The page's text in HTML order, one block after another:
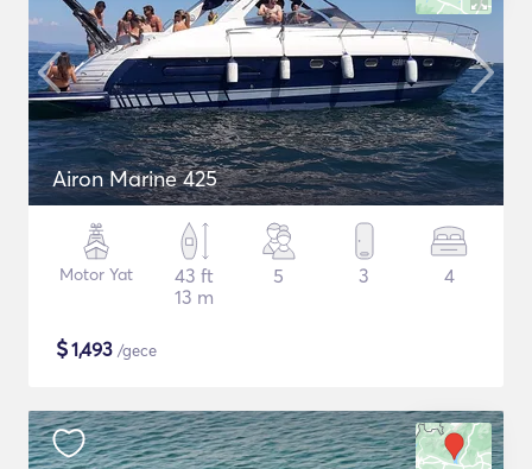
Airon Marine 425
Motor Yat
43 ft
13 m
5 3 4
$1,493 /gece